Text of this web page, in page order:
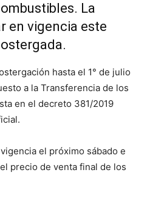
La
en vigencia este
hasta el 1° de julio
a la Transferencia de los
en el decreto 381/2019
el próximo sábado e
precio de venta final de los